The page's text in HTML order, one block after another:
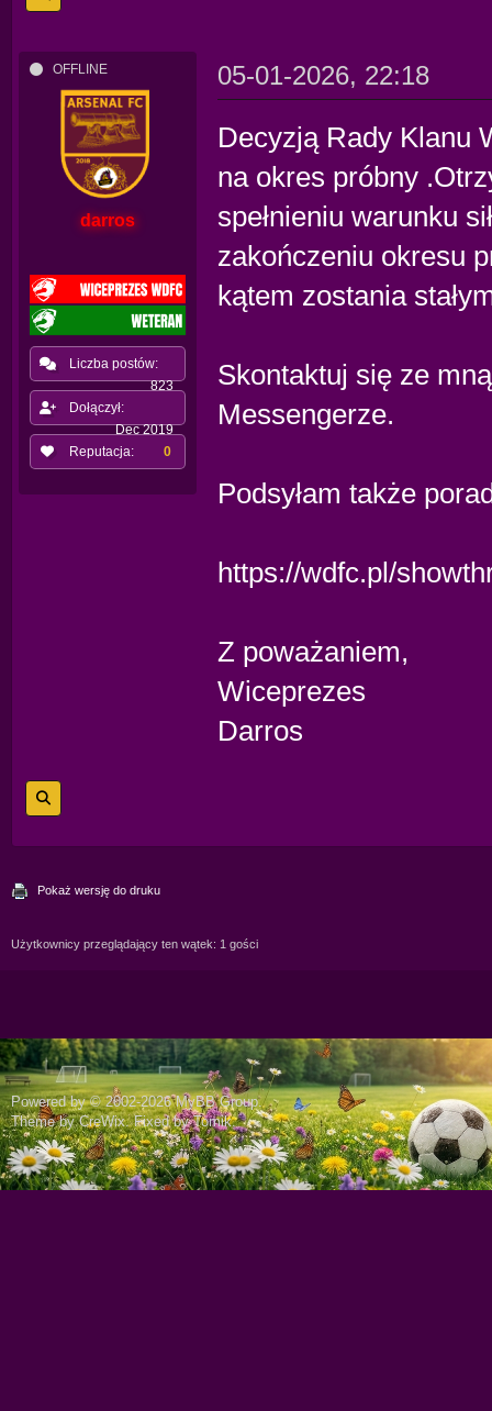
OFFLINE
darros
Liczba postów:
823
Dołączył:
Dec 2019
Reputacja:
0
05-01-2026, 22:18
Decyzją Rady Klanu
na okres próbny
spełnieniu warunku
zakończeniu okresu
kątem zostania
Skontaktuj się ze
Messengerze.
Podsyłam także
https://wdfc.pl/
Z poważaniem,
Wiceprezes
Darros
Pokaż wersję do druku
Użytkownicy przeglądający ten wątek: 1 gości
Powered by © 2002-2026MyBB Group.
Theme byCreWix. Fixed byTomik.